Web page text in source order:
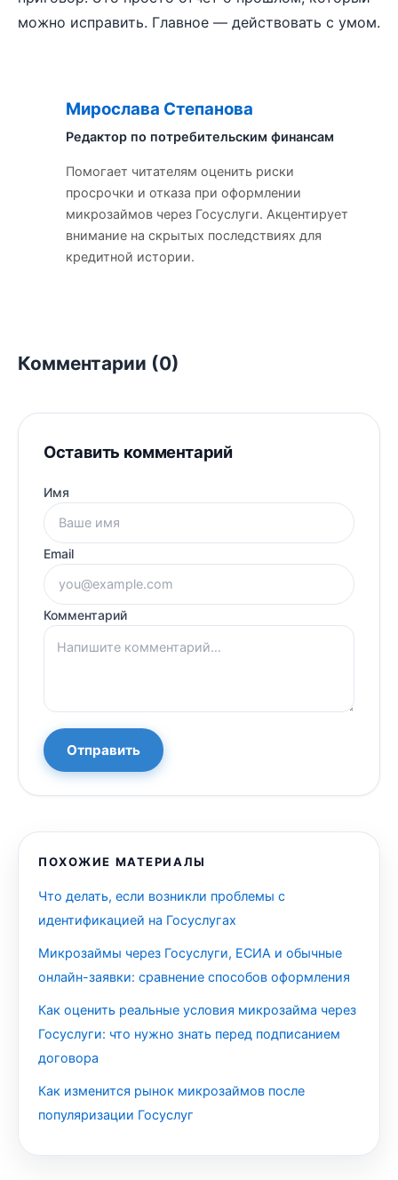
можно исправить. Главное — действовать с умом.
Мирослава Степанова
Редактор по потребительским финансам
Помогает читателям оценить риски
просрочки и отказа при оформлении
микрозаймов через Госуслуги. Акцентирует
внимание на скрытых последствиях для
кредитной истории.
Комментарии (0)
Оставить комментарий
Имя
Email
Комментарий
Отправить
ПОХОЖИЕ МАТЕРИАЛЫ
Что делать, если возникли проблемы с
идентификацией на Госуслугах
Микрозаймы через Госуслуги, ЕСИА и обычные
онлайн-заявки: сравнение способов оформления
Как оценить реальные условия микрозайма через
Госуслуги: что нужно знать перед подписанием
договора
Как изменится рынок микрозаймов после
популяризации Госуслуг